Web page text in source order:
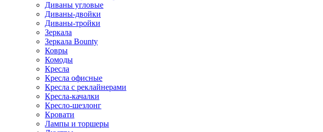
Диваны угловые
Диваны-двойки
Диваны-тройки
Зеркала
Зеркала Bounty
Ковры
Комоды
Кресла
Кресла офисные
Кресла с реклайнерами
Кресла-качалки
Кресло-шезлонг
Кровати
Лампы и торшеры